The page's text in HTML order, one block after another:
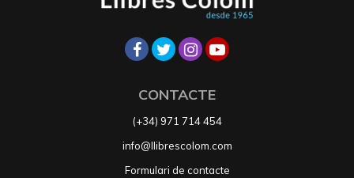
CONTACTE
(+34) 971 714 454
info@llibrescolom.com
Formulari de contacte